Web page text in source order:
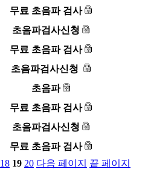
무료 초음파 검사
초음파검사신청
무료 초음파 검사
초음파검사신청
초음파
무료 초음파 검사
초음파검사신청
무료 초음파 검사
18 19 20 다음 페이지 끝 페이지